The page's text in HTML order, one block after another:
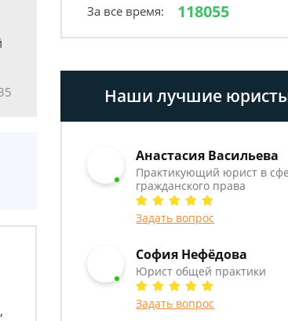
За все время: 118055
Наши лучшие
Анастасия Васильева
Практикующий юрист в
гражданского права
Задать вопрос
София Нефёдова
Юрист общей практики
Задать вопрос